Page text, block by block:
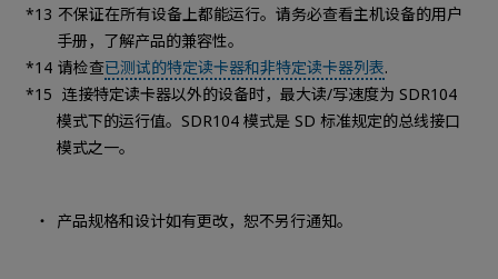
不保证在所有设备上都能运行。请务必查看主机设备的用户
手册，了解产品的兼容性。
请检查已测试的特定读卡器和非特定读卡器列表.
连接特定读卡器以外的设备时，最大读/写速度为 SDR104
模式下的运行值。SDR104 模式是 SD 标准规定的总线接口
模式之一。
产品规格和设计如有更改，恕不另行通知。